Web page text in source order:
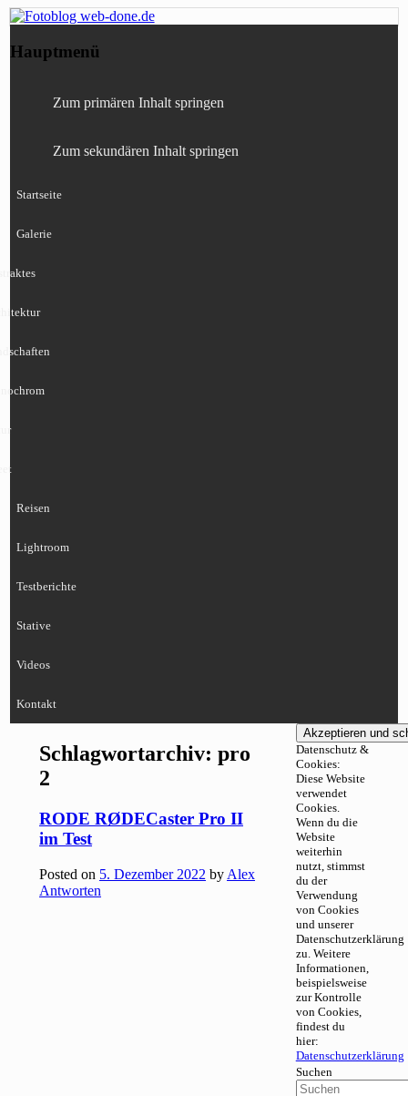
Fotoblog web-done.de
Canon, Nikon, Sony
Hauptmenü
Zum primären Inhalt springen
Zum sekundären Inhalt springen
Startseite
Galerie
Reisen
Lightroom
Testberichte
Stative
Videos
Kontakt
Schlagwortarchiv:pro
2
RODE RØDECaster Pro II
im Test
Posted on 5. Dezember 2022 by Alex
Antworten
Datenschutz &
Cookies:
Diese Website
verwendet
Cookies.
Wenn du die
Website
weiterhin
nutzt, stimmst
du der
Verwendung
von Cookies
und unserer
Datenschutzerklärung
zu. Weitere
Informationen,
beispielsweise
zur Kontrolle
von Cookies,
findest du
hier:
Datenschutzerklärung
Suchen